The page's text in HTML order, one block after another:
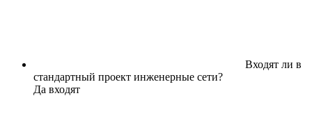
Входят ли в
стандартный проект инженерные сети?
Да входят